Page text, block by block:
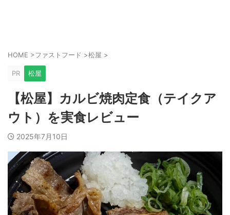
HOME >ファストフード >松屋 >
PR 松屋
【松屋】カルビ焼肉定食（テイクア
ウト）を実食レビュー
2025年7月10日